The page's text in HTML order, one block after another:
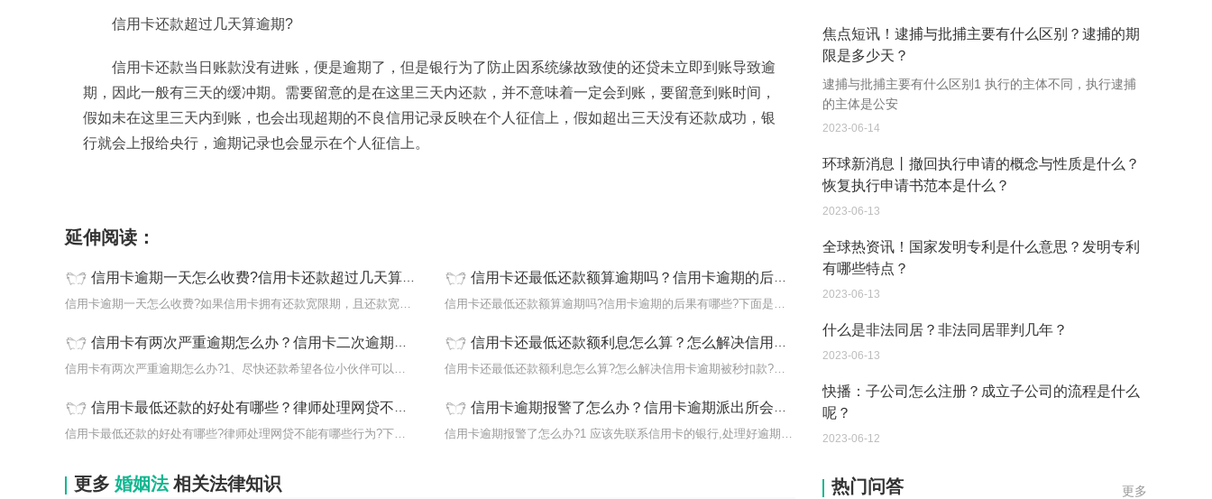
信用卡还款超过几天算逾期?
信用卡还款当日账款没有进账，便是逾期了，但是银行为了防止因系统缘故致使的还贷未立即到账导致逾
期，因此一般有三天的缓冲期。需要留意的是在这里三天内还款，并不意味着一定会到账，要留意到账时间，
假如未在这里三天内到账，也会出现超期的不良信用记录反映在个人征信上，假如超出三天没有还款成功，银
行就会上报给央行，逾期记录也会显示在个人征信上。
延伸阅读：
信用卡逾期一天怎么收费?信用卡还款超过几天算逾期?
信用卡逾期一天怎么收费?如果信用卡拥有还款宽限期，且还款宽限期大
信用卡还最低还款额算逾期吗？信用卡逾期的后果有哪些？
信用卡还最低还款额算逾期吗?信用卡逾期的后果有哪些?下面是小编整
信用卡有两次严重逾期怎么办？信用卡二次逾期有啥后果？
信用卡有两次严重逾期怎么办?1、尽快还款希望各位小伙伴可以杜绝自
信用卡还最低还款额利息怎么算？怎么解决信用卡逾期被秒扣款？-环球热推荐
信用卡还最低还款额利息怎么算?怎么解决信用卡逾期被秒扣款?下面是
信用卡最低还款的好处有哪些？律师处理网贷不能有哪些行为？
信用卡最低还款的好处有哪些?律师处理网贷不能有哪些行为?下面是小
信用卡逾期报警了怎么办？信用卡逾期派出所会上门吗？
信用卡逾期报警了怎么办?1 应该先联系信用卡的银行,处理好逾期问题,
更多 婚姻法 相关法律知识
焦点短讯！逮捕与批捕主要有什么区别？逮捕的期
限是多少天？
逮捕与批捕主要有什么区别1 执行的主体不同，执行逮捕
的主体是公安
2023-06-14
环球新消息丨撤回执行申请的概念与性质是什么？
恢复执行申请书范本是什么？
2023-06-13
全球热资讯！国家发明专利是什么意思？发明专利
有哪些特点？
2023-06-13
什么是非法同居？非法同居罪判几年？
2023-06-13
快播：子公司怎么注册？成立子公司的流程是什么
呢？
2023-06-12
更多
热门问答
继承遗产的份额怎么分配？